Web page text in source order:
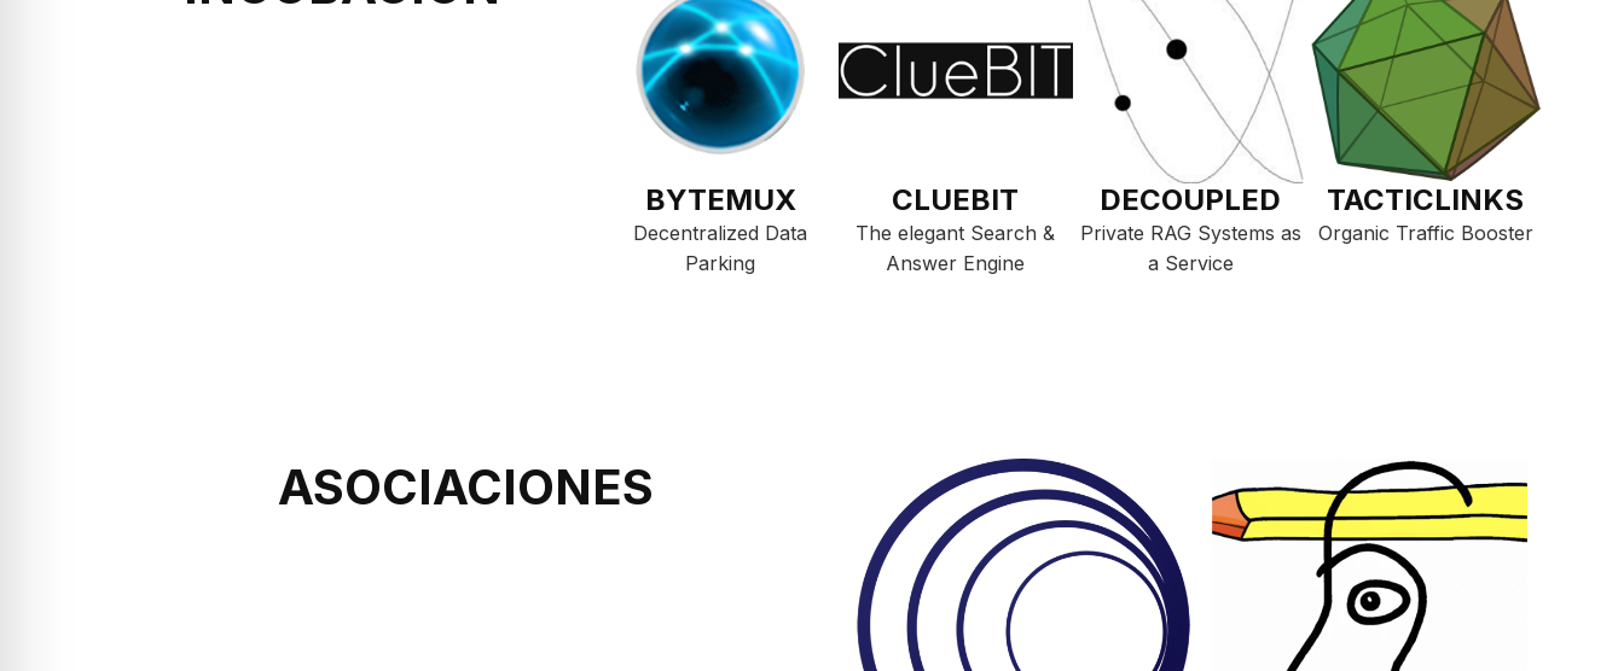
BYTEMUX
Decentralized Data
Parking
CLUEBIT
The elegant Search &
Answer Engine
DECOUPLED
Private RAG Systems as
a Service
TACTICLINKS
Organic Traffic Booster
ASOCIACIONES